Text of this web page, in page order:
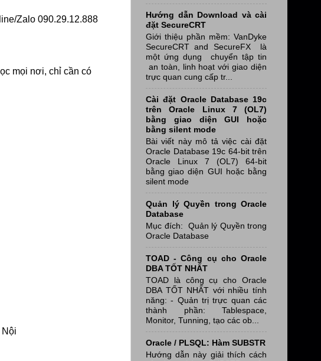
Zalo 090.29.12.888
mọi nơi, chỉ cần có
Hướng dẫn Download và cài
đặt SecureCRT
Giới thiệu phần mềm: VanDyke
SecureCRT and SecureFX là
một ứng dụng chuyển tập tin
an toàn, linh hoạt với giao diện
trực quan cung cấp tr...
Cài đặt Oracle Database 19c
trên Oracle Linux 7 (OL7)
bằng giao diện GUI hoặc
bằng silent mode
Bài viết này mô tả việc cài đặt
Oracle Database 19c 64-bit trên
Oracle Linux 7 (OL7) 64-bit
bằng giao diện GUI hoặc bằng
silent mode
Quản lý Quyền trong Oracle
Database
Mục đích: Quản lý Quyền trong
Oracle Database
TOAD - Công cụ cho Oracle
DBA TỐT NHẤT
TOAD là công cụ cho Oracle
DBA TỐT NHẤT với nhiều tính
năng: - Quản trị trực quan các
thành phần: Tablespace,
Monitor, Tunning, tạo các ob...
Oracle / PLSQL: Hàm SUBSTR
Hướng dẫn này giải thích cách